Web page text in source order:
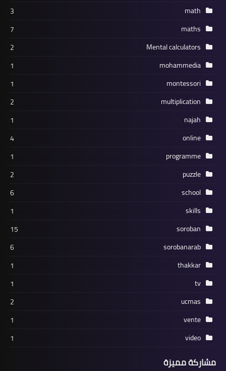
math
3
maths
7
Mental calculators
2
mohammedia
1
montessori
1
multiplication
2
najah
1
online
4
programme
1
puzzle
2
school
6
skills
1
soroban
15
sorobanarab
6
thakkar
1
tv
1
ucmas
2
vente
1
video
1
مشاركة مميزة